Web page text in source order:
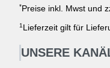
* Preise inkl. Mwst und
1 Lieferzeit gilt für
UNSERE